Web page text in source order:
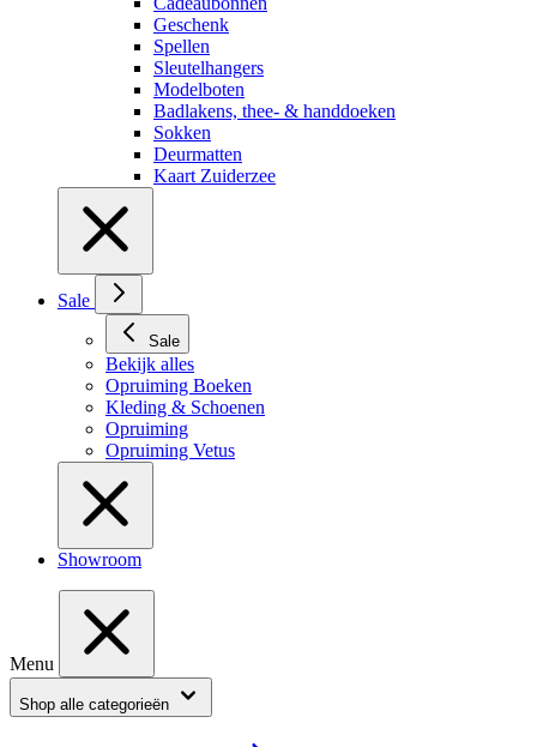
Geschenk
Spellen
Sleutelhangers
Modelboten
Badlakens, thee- & handdoeken
Sokken
Deurmatten
Kaart Zuiderzee
Sale
Sale
Bekijk alles
Opruiming Boeken
Kleding & Schoenen
Opruiming
Opruiming Vetus
Showroom
Menu
Shop alle categorieën